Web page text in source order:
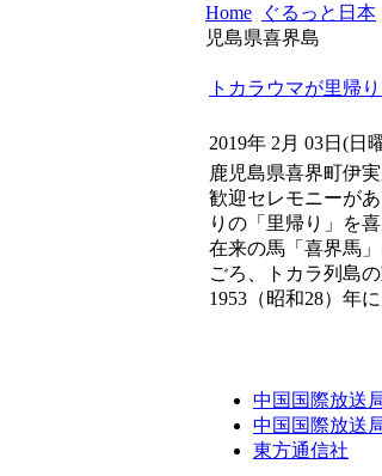
Home
ぐるっと日本
児島県喜界島
トカラウマが里帰
2019年 2月 03日(日
鹿児島県喜界町伊
歓迎セレモニーが
りの「里帰り」を
在来の馬「喜界馬
ごろ、トカラ列島
1953（昭和28）年
中国国際放送
中国国際放送
東方通信社